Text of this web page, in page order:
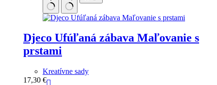
Djeco Ufúľaná zábava Maľovanie s
prstami
Kreatívne sady
17,30 €